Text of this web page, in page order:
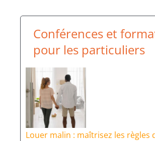
Conférences et
pour les particuliers
Louer malin : maîtrisez les règles